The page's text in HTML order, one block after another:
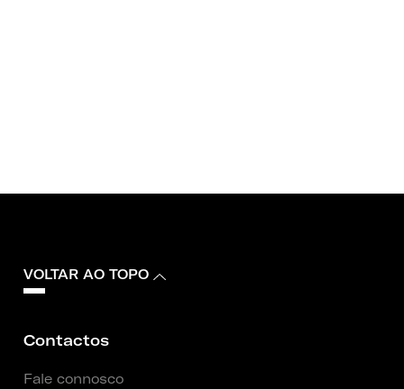
VOLTAR AO TOPO
Contactos
Fale connosco